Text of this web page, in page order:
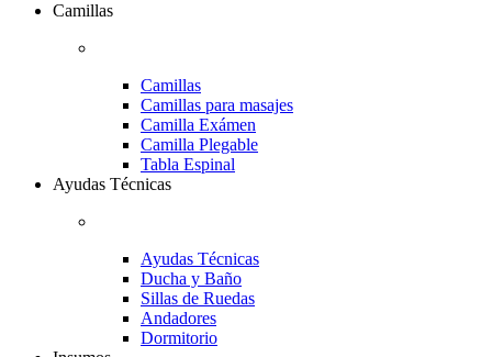
Camillas
Camillas
Camillas para masajes
Camilla Exámen
Camilla Plegable
Tabla Espinal
Ayudas Técnicas
Ayudas Técnicas
Ducha y Baño
Sillas de Ruedas
Andadores
Dormitorio